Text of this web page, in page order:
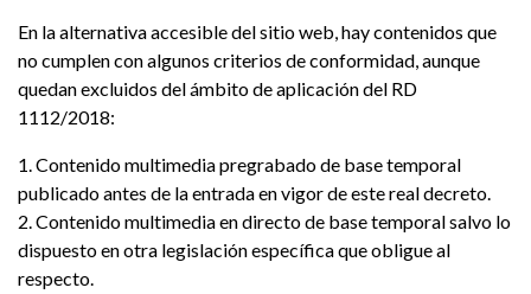
En la alternativa accesible del sitio web, hay contenidos que
no cumplen con algunos criterios de conformidad, aunque
quedan excluidos del ámbito de aplicación del RD
1112/2018:
1. Contenido multimedia pregrabado de base temporal
publicado antes de la entrada en vigor de este real decreto.
2. Contenido multimedia en directo de base temporal salvo lo
dispuesto en otra legislación específica que obligue al
respecto.